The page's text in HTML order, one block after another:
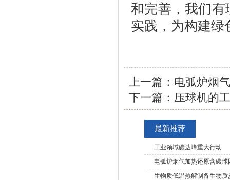
和完善，我们
实践，为构建绿
上一篇： 电弧炉烟
下一篇： 压球机的
最新推荐
工业领域碳达峰重大行动
电弧炉烟气加热还原含碳球
生物质低温热解制备生物质